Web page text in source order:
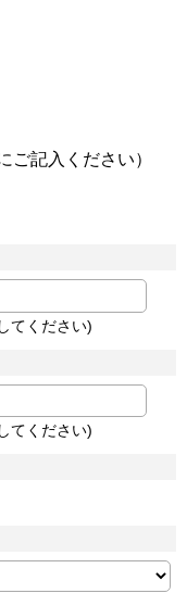
ご記入ください）
てください)
てください)